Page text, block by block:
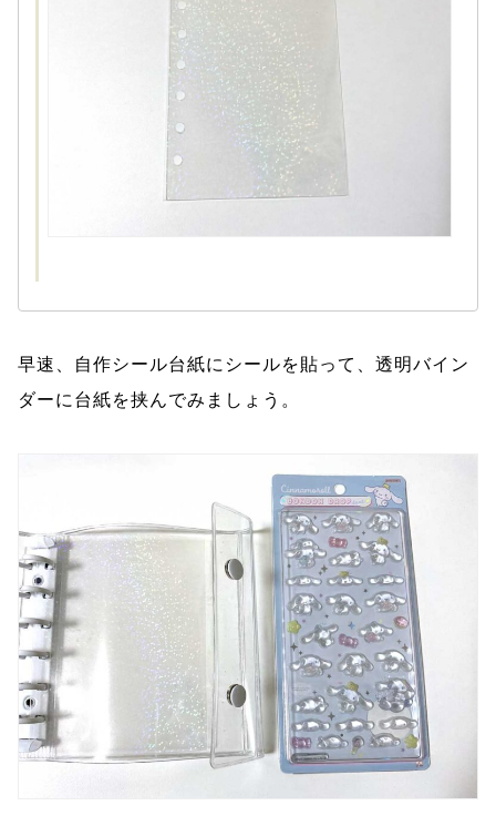
早速、自作シール台紙にシールを貼って、透明バイン
ダーに台紙を挟んでみましょう。